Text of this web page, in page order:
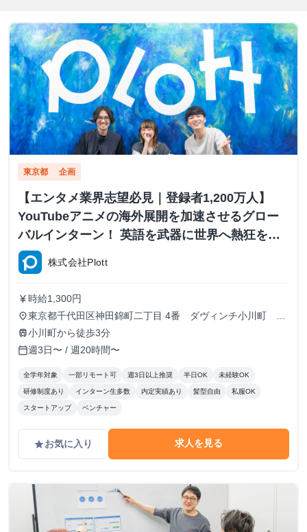
東京都 企画
【エンタメ業界志望必見｜登録者1,200万人】
YouTubeアニメの海外展開を加速させるグロー
バルインターン！ 英語を武器に世界へ熱狂を届
ける #早期内定あり
株式会社Plott
currency_yen 時給1,300円
place東京都千代田区神田錦町二丁目 4番 ダヴィンチ小川町 ５
階
train小川町から徒歩3分
calendar_today週3日〜 / 週20時間〜
全学年対象 一部リモート可 週3日以上推奨 半日OK 未経験OK
研修制度あり インターン生多数 内定実績あり 髪型自由 私服OK
スタートアップ ベンチャー
gradeお気に入り 求人を見る